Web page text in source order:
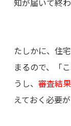
知が届いて終
たしかに、住
まるので、「
うし、 審査結
えておく必要が